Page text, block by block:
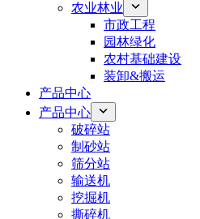
农业林业
市政工程
园林绿化
农村基础建设
装卸&搬运
产品中心
产品中心
破碎站
制砂站
筛分站
输送机
挖掘机
撕碎机